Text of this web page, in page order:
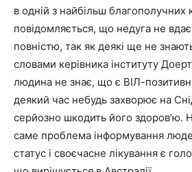
в одній з найбільш благополучних
повідомляється, що недуга не
повністю, так як деякі ще не
словами керівника інституту
людина не знає, що є ВІЛ-
деякий час небудь захворює на
серйозно шкодить його здоров’ю.
саме проблема інформування
статус і своєчасне лікування є